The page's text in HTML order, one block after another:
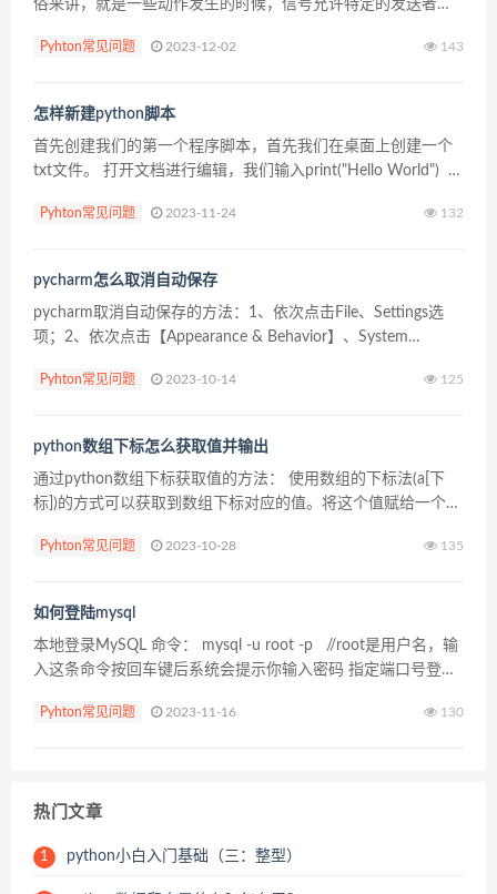
俗来讲，就是一些动作发生的时候，信号允许特定的发送者去
Pyhton常见问题 2023-12-02 143
怎样新建python脚本
首先创建我们的第一个程序脚本，首先我们在桌面上创建一个
txt文件。 打开文档进行编辑，我们输入print("Hello World")
Pyhton常见问题 2023-11-24 132
pycharm怎么取消自动保存
pycharm取消自动保存的方法：1、依次点击File、Settings选
项；2、依次点击【Appearance & Behavior】、System
Pyhton常见问题 2023-10-14 125
python数组下标怎么获取值并输出
通过python数组下标获取值的方法： 使用数组的下标法(a[下
标])的方式可以获取到数组下标对应的值。将这个值赋给一个变
如下： 来源：PY学习网：原文地址：ht...
Pyhton常见问题 2023-10-28 135
如何登陆mysql
本地登录MySQL 命令： mysql -u root -p //root是用户名，输
入这条命令按回车键后系统会提示你输入密码 指定端口号登录
Pyhton常见问题 2023-11-16 130
热门文章
1 python小白入门基础（三：整型）